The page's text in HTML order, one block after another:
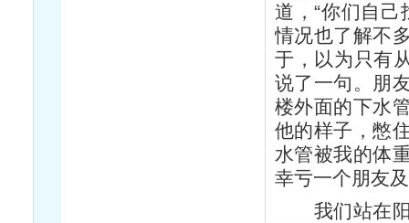
道，“你们自
情况也了解不
于，以为只有
说了一句。朋
楼外面的下水
他的样子，憋
水管被我的体
幸亏一个朋友
我们站在阳